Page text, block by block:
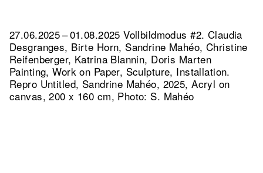
27.06.2025 – 01.08.2025 Vollbildmodus #2. Claudia
Desgranges, Birte Horn, Sandrine Mahéo, Christine
Reifenberger, Katrina Blannin, Doris Marten
Painting, Work on Paper, Sculpture, Installation.
Repro Untitled, Sandrine Mahéo, 2025, Acryl on
canvas, 200 x 160 cm, Photo: S. Mahéo